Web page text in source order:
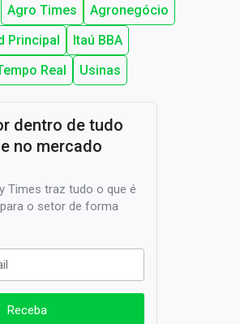
Agro Times
Agronegócio
Principal
Itaú BBA
Real Usinas
dentro de tudo
no mercado
Times traz tudo o que é
o setor de forma